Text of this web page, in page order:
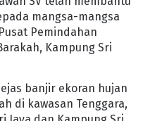
mangsa-mangsa
Pemindahan
Kampung Sri
banjir ekoran hujan
di kawasan Tenggara,